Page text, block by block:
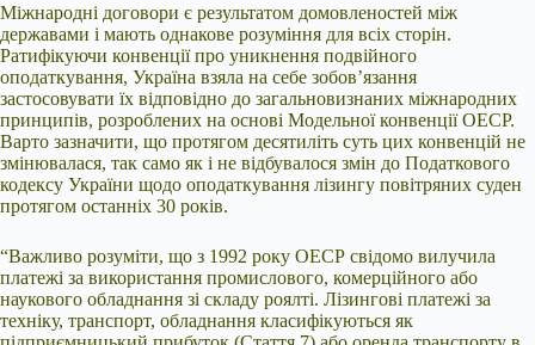
Міжнародні договори є результатом домовленостей між
державами і мають однакове розуміння для всіх сторін.
Ратифікуючи конвенції про уникнення подвійного
оподаткування, Україна взяла на себе зобов’язання
застосовувати їх відповідно до загальновизнаних міжнародних
принципів, розроблених на основі Модельної конвенції ОЕСР.
Варто зазначити, що протягом десятиліть суть цих конвенцій не
змінювалася, так само як і не відбувалося змін до Податкового
кодексу України щодо оподаткування лізингу повітряних суден
протягом останніх 30 років.
“Важливо розуміти, що з 1992 року ОЕСР свідомо вилучила
платежі за використання промислового, комерційного або
наукового обладнання зі складу роялті. Лізингові платежі за
техніку, транспорт, обладнання класифікуються як